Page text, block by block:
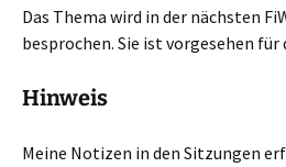
Das Thema wird in der nächsten
besprochen. Sie ist vorgesehen für
Hinweis
Meine Notizen in den Sitzungen